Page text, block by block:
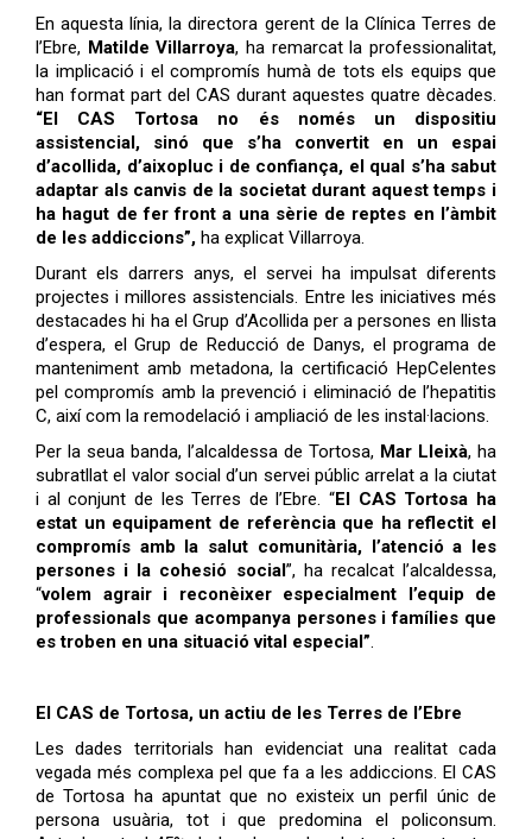
En aquesta línia, la directora gerent de la Clínica Terres de
l’Ebre, Matilde Villarroya, ha remarcat la professionalitat,
la implicació i el compromís humà de tots els equips que
han format part del CAS durant aquestes quatre dècades.
“El CAS Tortosa no és només un dispositiu
assistencial, sinó que s’ha convertit en un espai
d’acollida, d’aixopluc i de confiança, el qual s’ha sabut
adaptar als canvis de la societat durant aquest temps i
ha hagut de fer front a una sèrie de reptes en l’àmbit
de les addiccions”, ha explicat Villarroya.
Durant els darrers anys, el servei ha impulsat diferents
projectes i millores assistencials. Entre les iniciatives més
destacades hi ha el Grup d’Acollida per a persones en llista
d’espera, el Grup de Reducció de Danys, el programa de
manteniment amb metadona, la certificació HepCelentes
pel compromís amb la prevenció i eliminació de l’hepatitis
C, així com la remodelació i ampliació de les instal·lacions.
Per la seua banda, l’alcaldessa de Tortosa, Mar Lleixà, ha
subratllat el valor social d’un servei públic arrelat a la ciutat
i al conjunt de les Terres de l’Ebre. “El CAS Tortosa ha
estat un equipament de referència que ha reflectit el
compromís amb la salut comunitària, l’atenció a les
persones i la cohesió social”, ha recalcat l’alcaldessa,
“volem agrair i reconèixer especialment l’equip de
professionals que acompanya persones i famílies que
es troben en una situació vital especial”.
El CAS de Tortosa, un actiu de les Terres de l’Ebre
Les dades territorials han evidenciat una realitat cada
vegada més complexa pel que fa a les addiccions. El CAS
de Tortosa ha apuntat que no existeix un perfil únic de
persona usuària, tot i que predomina el policonsum.